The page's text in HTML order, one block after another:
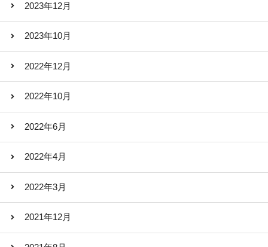
2023年12月
2023年10月
2022年12月
2022年10月
2022年6月
2022年4月
2022年3月
2021年12月